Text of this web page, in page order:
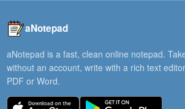
aNotepad
aNotepad is a fast, clean online notepad.
without an account, write with a rich text
PDF or Word.